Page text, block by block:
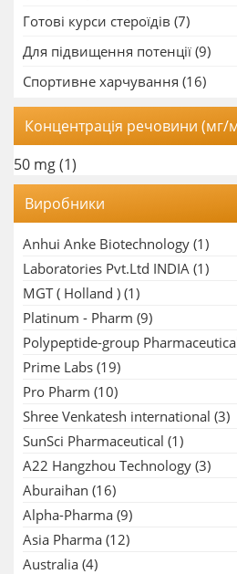
Готові курси стероїдів (7)
Для підвищення потенції (9)
Спортивне харчування (16)
Концентрація речовини (мг/
50 mg(1)
Виробники
Anhui Anke Biotechnology (1)
Laboratories Pvt.Ltd INDIA (1)
MGT ( Holland ) (1)
Platinum - Pharm (9)
Polypeptide-group
Prime Labs (19)
Pro Pharm (10)
Shree Venkatesh international (3)
SunSci Pharmaceutical (1)
A22 Hangzhou Technology (3)
Aburaihan (16)
Alpha-Pharma (9)
Asia Pharma (12)
Australia (4)